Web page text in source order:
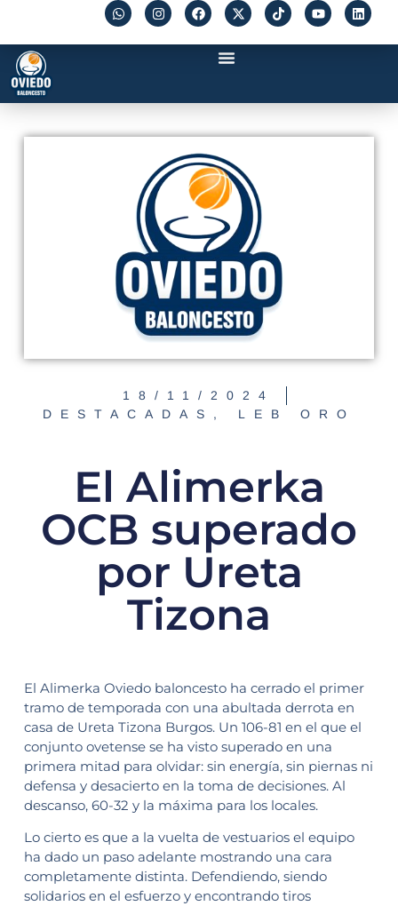
18/11/2024
DESTACADAS , LEB ORO
El Alimerka
OCB superado
por Ureta
Tizona
El Alimerka Oviedo baloncesto ha cerrado el primer
tramo de temporada con una abultada derrota en
casa de Ureta Tizona Burgos. Un 106-81 en el que el
conjunto ovetense se ha visto superado en una
primera mitad para olvidar: sin energía, sin piernas ni
defensa y desacierto en la toma de decisiones. Al
descanso, 60-32 y la máxima para los locales.
Lo cierto es que a la vuelta de vestuarios el equipo
ha dado un paso adelante mostrando una cara
completamente distinta. Defendiendo, siendo
solidarios en el esfuerzo y encontrando tiros